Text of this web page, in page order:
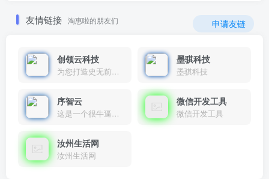
友情链接 淘惠啦的朋友们 申请友链
创领云科技
为您打造史无前例的应用产品带您认识新时代产品的创新
墨骐科技
墨骐科技
序智云
这是一个很牛逼的开发者，要开发找他准行！
微信开发工具
微信开发工具
汝州生活网
汝州生活网